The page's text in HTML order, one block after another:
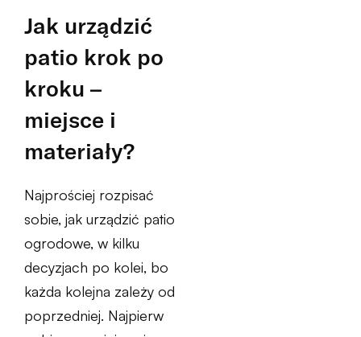
Jak urządzić
patio krok po
kroku –
miejsce i
materiały?
Najprościej rozpisać
sobie, jak urządzić patio
ogrodowe, w kilku
decyzjach po kolei, bo
każda kolejna zależy od
poprzedniej. Najpierw